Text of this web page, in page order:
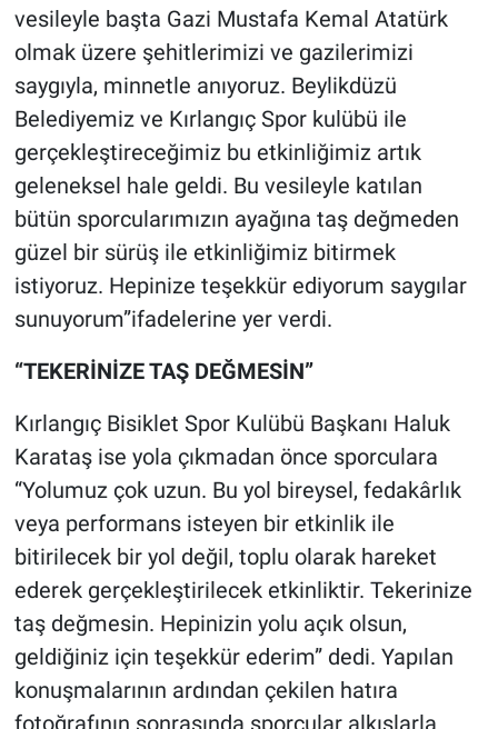
vesileyle başta Gazi Mustafa Kemal Atatürk
olmak üzere şehitlerimizi ve gazilerimizi
saygıyla, minnetle anıyoruz. Beylikdüzü
Belediyemiz ve Kırlangıç Spor kulübü ile
gerçekleştireceğimiz bu etkinliğimiz artık
geleneksel hale geldi. Bu vesileyle katılan
bütün sporcularımızın ayağına taş değmeden
güzel bir sürüş ile etkinliğimiz bitirmek
istiyoruz. Hepinize teşekkür ediyorum saygılar
sunuyorum”ifadelerine yer verdi.
“TEKERİNİZE TAŞ DEĞMESİN”
Kırlangıç Bisiklet Spor Kulübü Başkanı Haluk
Karataş ise yola çıkmadan önce sporculara
“Yolumuz çok uzun. Bu yol bireysel, fedakârlık
veya performans isteyen bir etkinlik ile
bitirilecek bir yol değil, toplu olarak hareket
ederek gerçekleştirilecek etkinliktir. Tekerinize
taş değmesin. Hepinizin yolu açık olsun,
geldiğiniz için teşekkür ederim” dedi. Yapılan
konuşmalarının ardından çekilen hatıra
fotoğrafının sonrasında sporcular alkışlarla